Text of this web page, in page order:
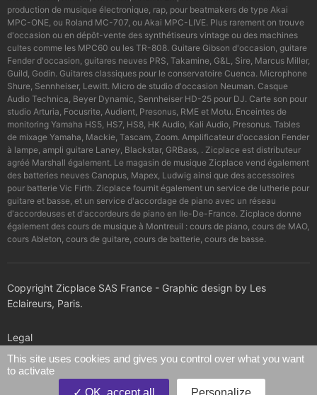
production de musique électronique, rap, pour beatmakers de type Akai
MPC-ONE, ou Roland MC-707, ou Akai MPC-LIVE. Plus rarement on trouve
d'occasion ou en dépôt-vente des synthétiseurs vintage ou des machines
cultes comme les MPC60 ou les TR-808. Guitare Gibson d'occasion, guitare
Fender d'occasion, guitares neuves PRS, Takamine, G&L, Sire, Marcus Miller,
Guild, Godin. Guitares classiques pour le conservatoire Cuenca. Microphone
Shure, Sennheiser, Lewitt. Micro de studio d'occasion Neuman. Casque
Audio Technica, Beyer Dynamic, Sennheiser HD-25 pour DJ. Carte son pour
studio Arturia, Focusrite, Audient, Presonus, RME et Motu. Enceintes de
monitoring Yamaha HS5, HS7, HS8, HK Audio, Kali Audio, Presonus. Tables
de mixage Yamaha, Mackie, Tascam, Zoom. Amplificateur d'occasion Fender
à lampe, ampli guitare Laney, Blackstar, GRBass, . Zicplace est distributeur
agréé Marshall également. Le magasin de musique Zicplace vend également
des batteries neuves Canopus, Mapex, Ludwig ainsi que des accessoires
pour batterie Vic Firth. Zicplace fournit également un service de lutherie pour
guitare et basse, et un service d'accordage de piano avec un réseau
d'accordeuses et d'accordeurs de piano en Ile-De-France. Zicplace donne
également des cours de musique à Montreuil : cours de piano, cours de MAO,
cours Ableton, cours de guitare, cours de batterie, cours de basse.
Copyright Zicplace SAS France - Graphic design by Les
Eclaireurs, Paris.
Legal
Confidentiality policy
This site uses cookies and gives you control over what you want
to activate
OK, accept all
Personalize